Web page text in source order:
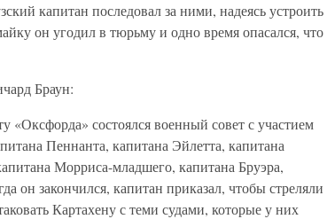
капитан последовал за ними, надеясь устроить
он угодил в тюрьму и одно время опасался, что
Браун:
«Оксфорда» состоялся военный совет с участием
Пеннанта, капитана Эйлетта, капитана
Морриса-младшего, капитана Бруэра,
он закончился, капитан приказал, чтобы стреляли
Картахену с теми судами, которые у них